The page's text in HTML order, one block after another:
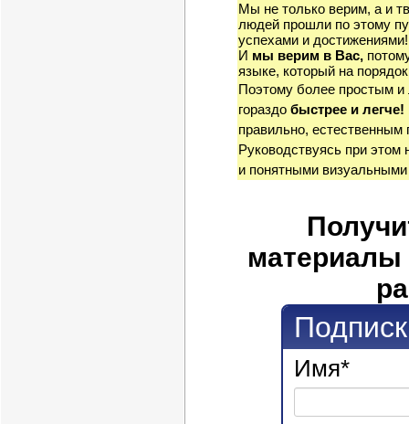
Мы не только верим, а и
людей прошли по этому
успехами и достижениями!
И мы верим в Вас,
языке, который на
Поэтому более простым
гораздо быстрее и легче!
правильно, естественным
Руководствуясь при
и понятными
материалы
Имя*